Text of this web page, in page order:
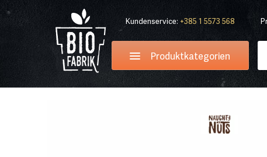
Kundenservice: +385 1 5573 568
Produktkategorien